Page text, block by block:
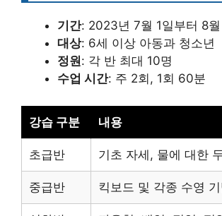
기간: 2023년 7월 1일부터 8월
대상: 6세 이상 아동과 청소년
정원: 각 반 최대 10명
수업 시간: 주 2회, 1회 60분
강습 구분 내용
초급반 기초 자세, 물에 대한
중급반 킥보드 및 각종 수영